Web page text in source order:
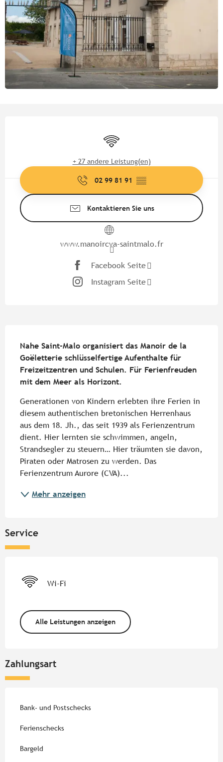
Wi-Fi
+ 27 andere Leistung(en)
02 99 81 91 ▒▒
Kontaktieren Sie uns
www.manoircva-saintmalo.fr
Facebook Seite
Instagram Seite
Nahe Saint-Malo organisiert das Manoir de la
Goëletterie schlüsselfertige Aufenthalte für
Freizeitzentren und Schulen. Für Ferienfreuden
mit dem Meer als Horizont.
Generationen von Kindern erlebten ihre Ferien in
diesem authentischen bretonischen Herrenhaus
aus dem 18. Jh., das seit 1939 als Ferienzentrum
dient. Hier lernten sie schwimmen, angeln,
Strandsegler zu steuern… Hier träumten sie davon,
Piraten oder Matrosen zu werden. Das
Ferienzentrum Aurore (CVA)...
Mehr anzeigen
Service
Wi-Fi
Alle Leistungen anzeigen
Zahlungsart
Bank- und Postschecks
Ferienschecks
Bargeld